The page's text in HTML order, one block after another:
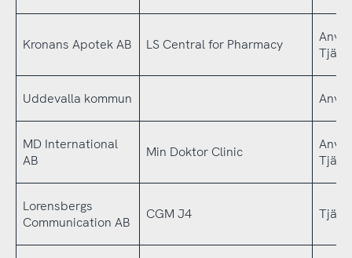
Kronans Apotek AB LS Central for Pharmacy
Uddevalla kommun
MD International
AB
Min Doktor Clinic
Lorensbergs
Communication AB
CGM J4